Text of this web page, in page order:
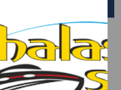
Εξοπλισμός
ΓΙΑ ΦΑΝΟΥΣ